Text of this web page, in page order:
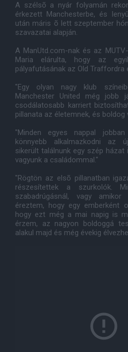
A szélsõ a nyár folyamán
érkezett Manchesterbe, és
után máris õ lett szeptember
szavazatai alapján.
A ManUtd.com-nak és az
Maria elárulta, hogy az
pályafutásának az Old Traffordra
"Egy olyan nagy klub
Manchester United még jobb
csodálatosabb karriert
pillanata az életemnek, és boldog
"Minden egyes nappal
könnyebb alkalmazkodni az
sikerült találnunk egy szép
vagyunk a családommal."
"Rögtön az elsõ pillanatban
részesítettek a szurkolók.
szabadrúgásnál, vagy
éreztem, hogy egy emberként
hogy ezt még a mai napig is
érzem, az nagyon boldoggá
alakul majd és még évekig